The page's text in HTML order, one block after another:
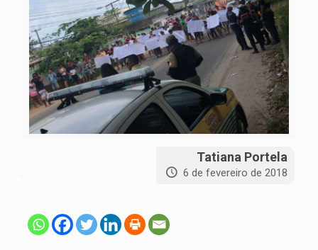
Tatiana Portela
6 de fevereiro de 2018